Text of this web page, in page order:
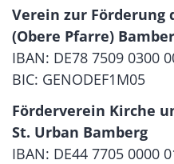
Verein zur Förderung
(Obere Pfarre)
IBAN: DE78 7509 0300
BIC: GENODEF1M05
Förderverein Kirche
St. Urban Bamberg
IBAN: DE44 7705 0000